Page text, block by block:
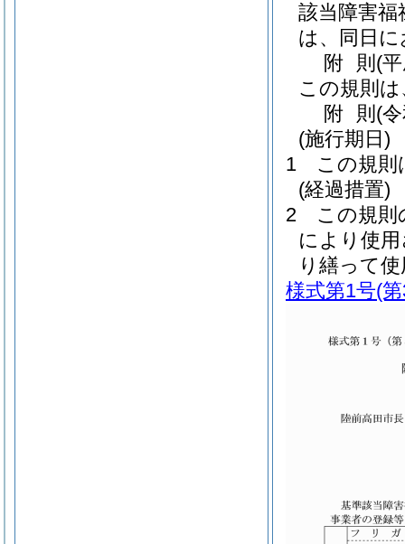
該当障害
は、同日
附 則 (
この規則
附 則 (
(施行期日)
1
この規則
(経過措置)
2
この規則
により使
り繕って
様式第1号(